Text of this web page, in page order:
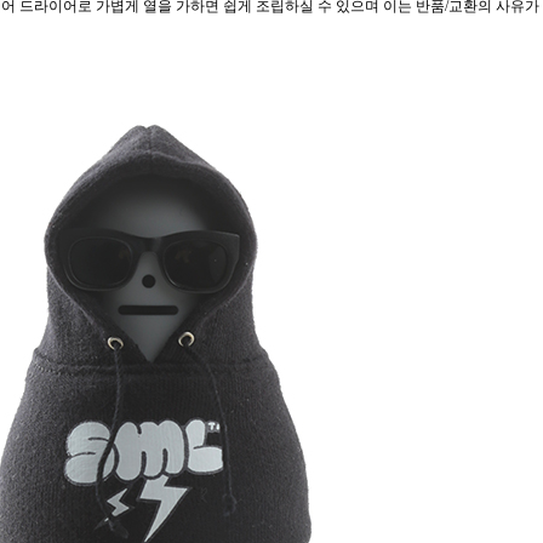
드라이어로 가볍게 열을 가하면 쉽게 조립하실 수 있으며 이는 반품/교환의 사유가